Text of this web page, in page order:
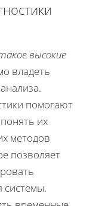
высокие
владеть
помогают
их
методов
позволяет